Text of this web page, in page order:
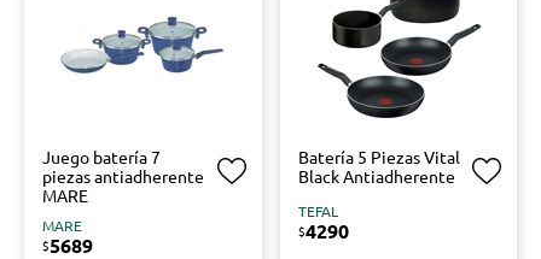
Juego batería 7
piezas antiadherente
MARE
MARE
$5689
Batería 5 Piezas Vital
Black Antiadherente
TEFAL
$4290